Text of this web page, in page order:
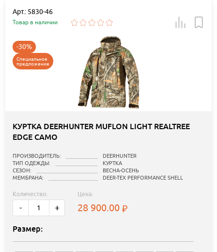
Арт.: 5830-46
Товар в наличии
-30%
Специальное
предложение
КУРТКА DEERHUNTER MUFLON LIGHT REALTREE
EDGE CAMO
ПРОИЗВОДИТЕЛЬ:
DEERHUNTER
ТИП ОДЕЖДЫ:
КУРТКА
СЕЗОН:
ВЕСНА-ОСЕНЬ
МЕМБРАНА:
DEER-TEX PERFORMANCE SHELL
Количество:
- +
Цена:
28 900.00
Размер: